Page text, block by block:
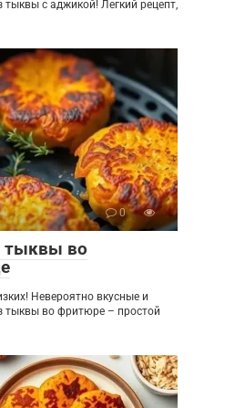
тыквы с аджикой! Легкий рецепт,
0
тыквы во
Невероятно вкусные и
тыквы во фритюре – простой